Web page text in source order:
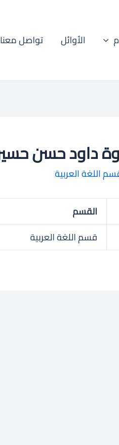
الأوائل تواصل معنا
اللغة العربية
القسم
قسم اللغة العربية